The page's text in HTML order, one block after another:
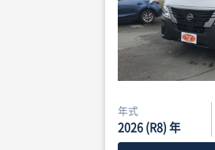
年式
2026 (R8) 年